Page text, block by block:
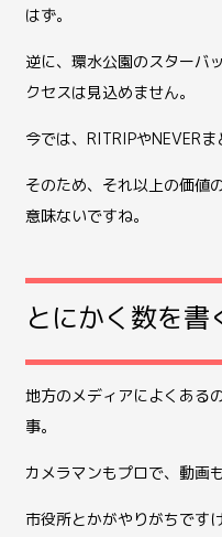
はず。
逆に、環水公園のスターバ
クセスは見込めません。
今では、RITRIPやNEVERま
そのため、それ以上の価値
意味ないですね。
とにかく数を書
地方のメディアによくある
事。
カメラマンもプロで、動画
市役所とかがやりがちですけ